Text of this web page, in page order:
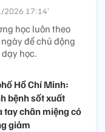
2026 17:14’
học luôn theo
để chủ động
học.
Hồ Chí Minh:
bệnh sốt xuất
tay chân miệng có
giảm